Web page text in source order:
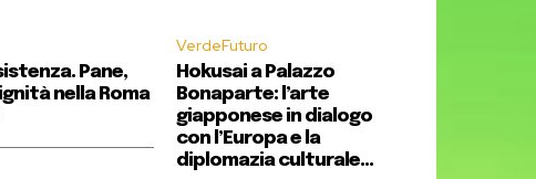
Pane,
nella Roma
VerdeFuturo
Hokusai a Palazzo
Bonaparte: l’arte
giapponese in dialogo
con l’Europa e la
diplomazia culturale...